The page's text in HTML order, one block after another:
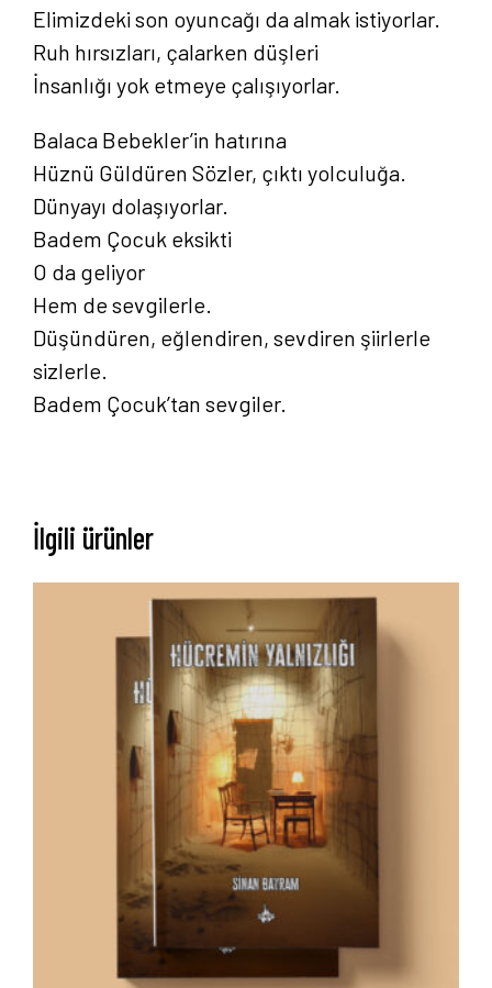
Anasayfa
Hakkımızda
Yayın Paketlerimiz
Elimizdeki son oyuncağı da almak istiyorlar.
Ruh hırsızları, çalarken düşleri
İnsanlığı yok etmeye çalışıyorlar.
Balaca Bebekler’in hatırına
Hüznü Güldüren Sözler, çıktı yolculuğa.
Dünyayı dolaşıyorlar.
Badem Çocuk eksikti
O da geliyor
Hem de sevgilerle.
Düşündüren, eğlendiren, sevdiren şiirlerle
sizlerle.
Badem Çocuk’tan sevgiler.
İlgili ürünler